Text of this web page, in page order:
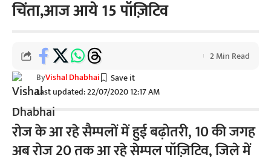
चिंता,आज आये 15 पॉज़िटिव
Last updated: 22/07/2020 12:17 AM
ByVishal Dhabhai
2 Min Read
रोज के आ रहे सैम्पलों में हुई बढ़ोतरी, 10 की जगह
अब रोज 20 तक आ रहे सेम्पल पॉज़िटिव, जिले में